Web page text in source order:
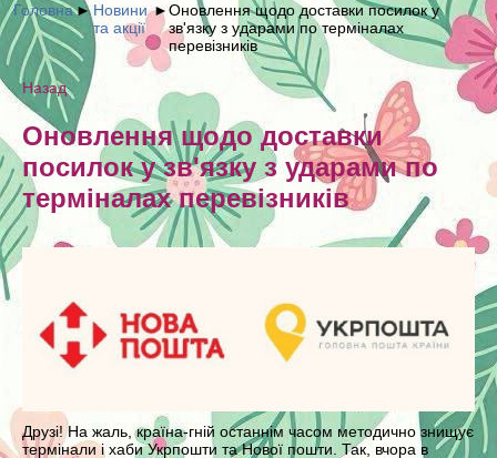
Головна►Новини
та акції
►Оновлення щодо доставки посилок у
зв'язку з ударами по терміналах
перевізників
Назад
Оновлення щодо доставки
посилок у зв'язку з ударами по
терміналах перевізників
Друзі! На жаль, країна-гній останнім часом методично знищує
термінали і хаби Укрпошти та Нової пошти. Так, вчора в